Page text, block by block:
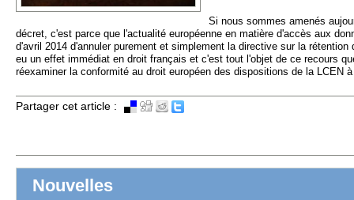
Si nous sommes amenés
décret, c'est parce que l'actualité européenne en matière d'accès aux
d'avril 2014 d'annuler purement et simplement la directive sur la
eu un effet immédiat en droit français et c'est tout l'objet de ce recours
réexaminer la conformité au droit européen des dispositions de la LCEN
Partager cet article :
Nouvelles